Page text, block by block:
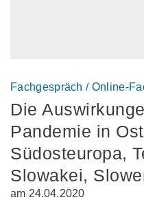
Fachgespräch / Online-
Die
Pandemie in
Südosteuropa,
Slowakei,
am 24.04.2020